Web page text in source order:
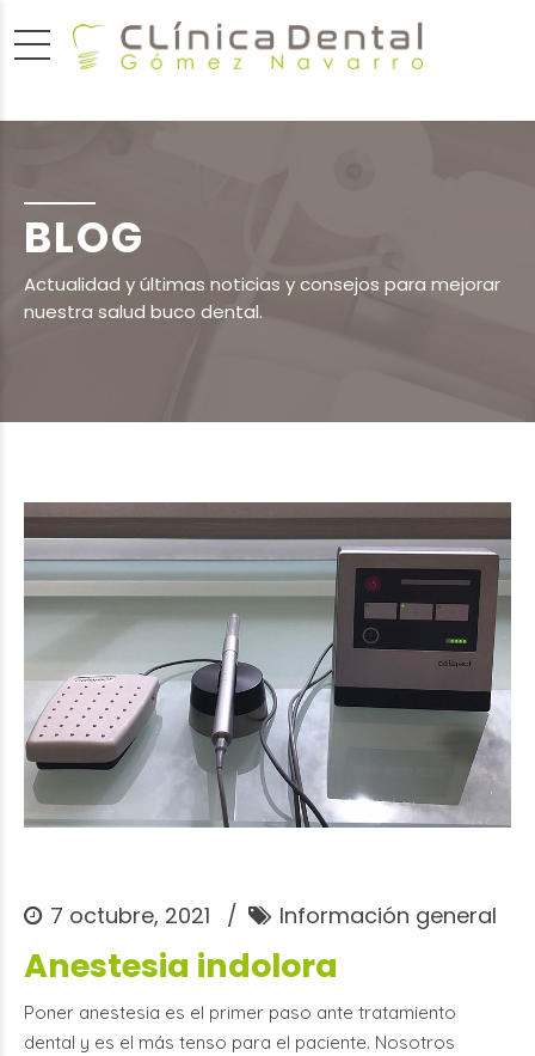
BLOG
Actualidad y últimas noticias y consejos para mejorar
nuestra salud buco dental.
7 octubre, 2021 Información general
Anestesia indolora
Poner anestesia es el primer paso ante tratamiento
dental y es el más tenso para el paciente. Nosotros